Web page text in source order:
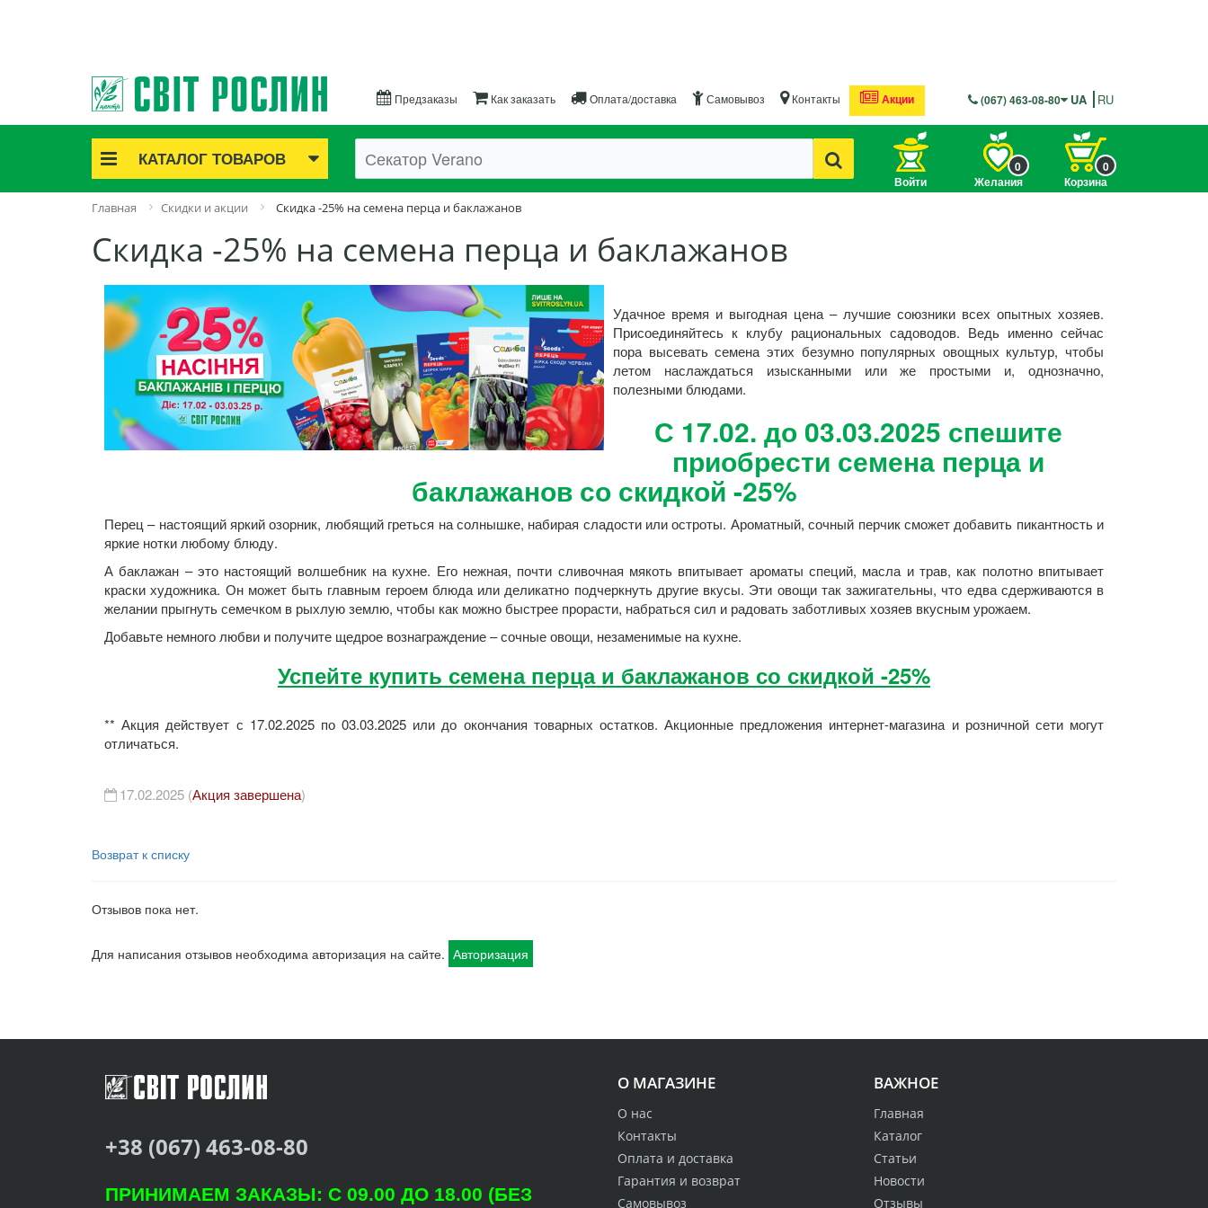
Предзаказы Как заказать Оплата/доставка Самовывоз Контакты Акции (067) 463-08-80 UA RU
КАТАЛОГ ТОВАРОВ
Акционные товары
Саженцы роз
Саженцы плодово-ягодные
Лук и чеснок
Семенной картофель
Семена и рассада
Саженцы декоративные
Средства защиты растений
Удобрения
Для комнатных растений
Виноделие
Мицелий грибов
Товары для дома
Войти Желания
0
Корзина
0
Главная Скидки и акции Скидка -25% на семена перца и баклажанов
Скидка -25% на семена перца и баклажанов
Удачное время и выгодная цена – лучшие союзники всех опытных хозяев.
Присоединяйтесь к клубу рациональных садоводов. Ведь именно сейчас
пора высевать семена этих безумно популярных овощных культур, чтобы
летом наслаждаться изысканными или же простыми и, однозначно,
полезными блюдами.
С 17.02. до 03.03.2025 спешите
приобрести семена перца и
баклажанов со скидкой -25%
Перец – настоящий яркий озорник, любящий греться на солнышке, набирая сладости или остроты. Ароматный, сочный перчик сможет добавить пикантность и
яркие нотки любому блюду.
А баклажан – это настоящий волшебник на кухне. Его нежная, почти сливочная мякоть впитывает ароматы специй, масла и трав, как полотно впитывает
краски художника. Он может быть главным героем блюда или деликатно подчеркнуть другие вкусы. Эти овощи так зажигательны, что едва сдерживаются в
желании прыгнуть семечком в рыхлую землю, чтобы как можно быстрее прорасти, набраться сил и радовать заботливых хозяев вкусным урожаем.
Добавьте немного любви и получите щедрое вознаграждение – сочные овощи, незаменимые на кухне.
Успейте купить семена перца и баклажанов со скидкой -25%
** Акция действует с 17.02.2025 по 03.03.2025 или до окончания товарных остатков. Акционные предложения интернет-магазина и розничной сети могут
отличаться.
17.02.2025 (Акция завершена)
Возврат к списку
Отзывов пока нет.
Для написания отзывов необходима авторизация на сайте. Авторизация
О МАГАЗИНЕ
О нас
Контакты
Оплата и доставка
Гарантия и возврат
Самовывоз
ВАЖНОЕ
Главная
Каталог
Статьи
Новости
Отзывы
+38 (067) 463-08-80
ПРИНИМАЕМ ЗАКАЗЫ: С 09.00 ДО 18.00 (БЕЗ